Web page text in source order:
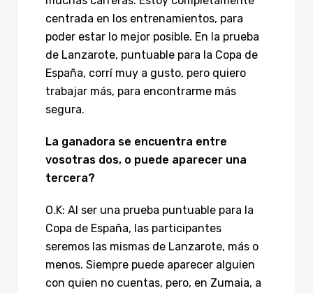
centrada en los entrenamientos, para
poder estar lo mejor posible. En la prueba
de Lanzarote, puntuable para la Copa de
España, corrí muy a gusto, pero quiero
trabajar más, para encontrarme más
segura.
La ganadora se encuentra entre
vosotras dos, o puede aparecer una
tercera?
O.K: Al ser una prueba puntuable para la
Copa de España, las participantes
seremos las mismas de Lanzarote, más o
menos. Siempre puede aparecer alguien
con quien no cuentas, pero, en Zumaia, a